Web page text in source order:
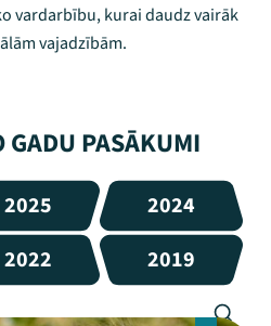
vardarbību, kurai daudz vairāk
vajadzībām.
GADU PASĀKUMI
2025
2024
2022 2019